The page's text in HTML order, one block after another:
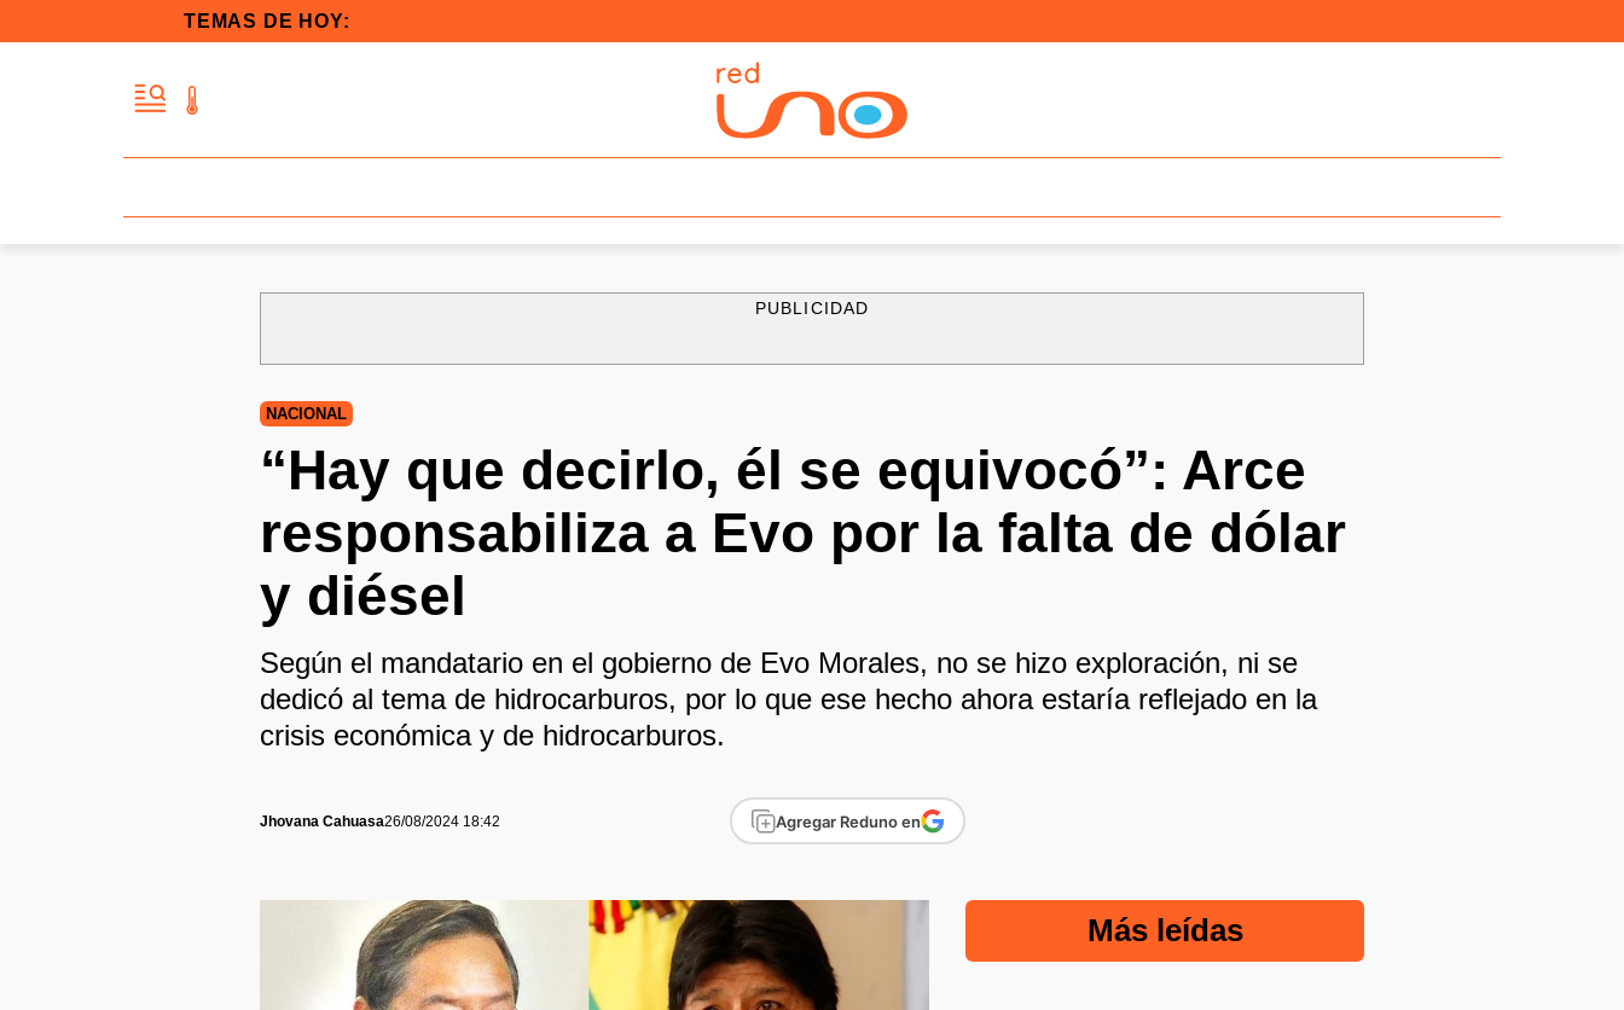
TEMAS DE HOY:
PUBLICIDAD
NACIONAL
“Hay que decirlo, él se equivocó”: Arce
responsabiliza a Evo por la falta de dólar
y diésel
Según el mandatario en el gobierno de Evo Morales, no se hizo exploración, ni se
dedicó al tema de hidrocarburos, por lo que ese hecho ahora estaría reflejado en la
crisis económica y de hidrocarburos.
Jhovana Cahuasa26/08/2024 18:42 Agregar Reduno en
Más leídas